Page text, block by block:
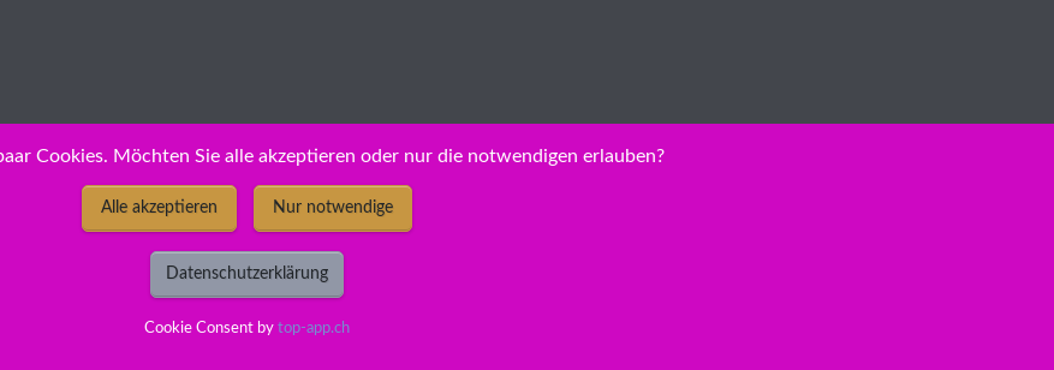
ID: 21-4fop6n-07
2026 - New Economy GmbH / HP OfficeJet R 80 XI No. 23, C1823D
) Toner ❅ cartouches / jet d'encre Peach - prix discount bas
Cookies. Möchten Sie alle akzeptieren oder nur die notwendigen erlauben?
Alle akzeptieren Nur notwendige
Datenschutzerklärung
Cookie Consent by top-app.ch